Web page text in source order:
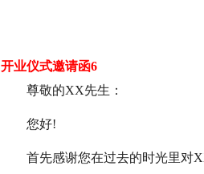
开业仪式邀请函6
尊敬的XX先生：
您好!
首先感谢您在过去的时光里对